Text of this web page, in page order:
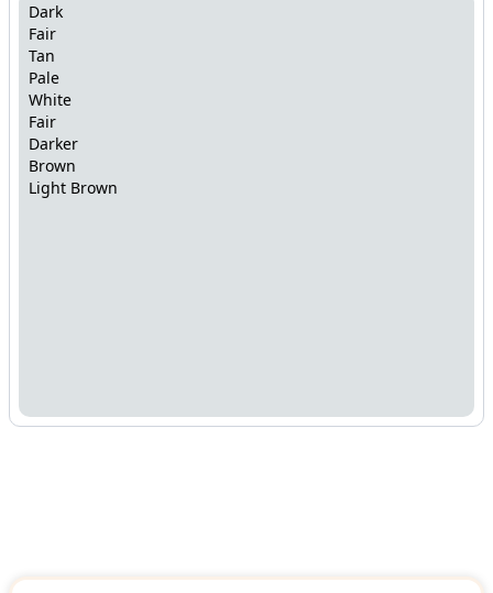
Dark
Fair
Tan
Pale
White
Fair
Darker
Brown
Light Brown